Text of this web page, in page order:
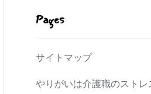
Pages
サイトマップ
やりがいは介護職のストレ